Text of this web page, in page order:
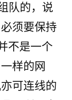
队的，说
须要保持
不是一个
样的网
可连线的